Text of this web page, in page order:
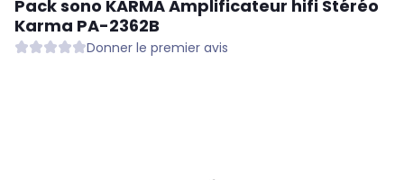
Pack sono KARMAAmplificateur hifi Stéréo
Karma PA-2362B
Donner le premier avis